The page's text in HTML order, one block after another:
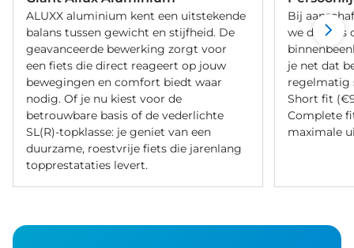
ALUXX aluminium kent een uitstekende
balans tussen gewicht en stijfheid. De
geavanceerde bewerking zorgt voor
een fiets die direct reageert op jouw
bewegingen en comfort biedt waar
nodig. Of je nu kiest voor de
betrouwbare basis of de vederlichte
SL(R)-topklasse: je geniet van een
duurzame, roestvrije fiets die jarenlang
topprestataties levert.
Bij
we de fiets
je net dat
regelmatig
Short fit
Complete
maximale